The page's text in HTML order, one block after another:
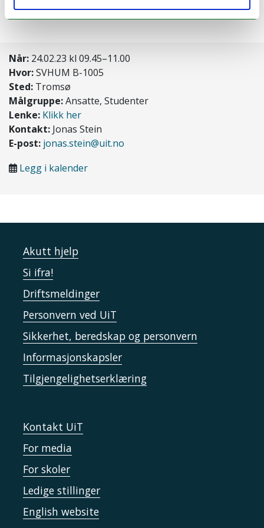
markeringen ute.
Når: 24.02.23 kl 09.45–11.00
Hvor:SVHUM B-1005
Sted: Tromsø
Målgruppe:Ansatte, Studenter
Lenke: Klikk her
Kontakt: Jonas Stein
E-post: jonas.stein@uit.no
Legg i kalender
Akutt hjelp
Si ifra!
Driftsmeldinger
Personvern ved UiT
Sikkerhet, beredskap og personvern
Informasjonskapsler
Tilgjengelighetserklæring
Kontakt UiT
For media
For skoler
Ledige stillinger
English website